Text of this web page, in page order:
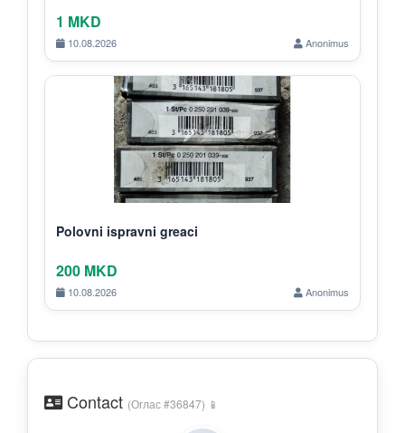
1 MKD
10.08.2026 Anonimus
Polovni ispravni greaci
200 MKD
10.08.2026 Anonimus
Contact (Оглас #36847) 📱